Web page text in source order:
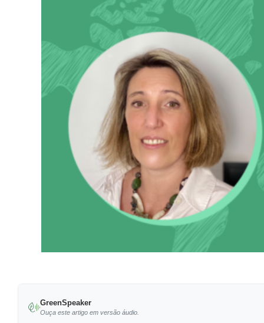
GreenSpeaker
Ouça este artigo em versão áudio.